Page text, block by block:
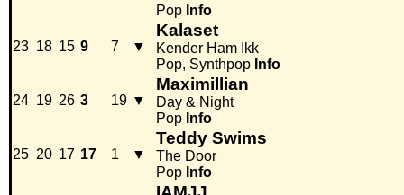
Pop Info
23 18 15 9 7 ▼
Kalaset
Kender Ham Ikk
Pop, Synthpop Info
24 19 26 3 19 ▼
Maximillian
Day & Night
Pop Info
25 20 17 17 1 ▼
Teddy Swims
The Door
Pop Info